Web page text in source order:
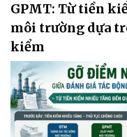
GPMT: Từ tiền
môi trường dựa
kiểm